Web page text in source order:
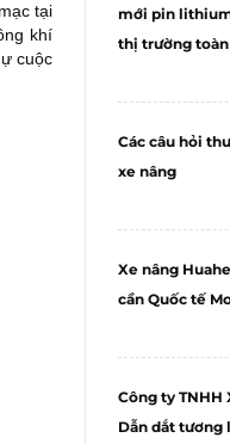
tại
khí
cuộc
mới pin
thị trường toàn
Các câu hỏi
xe nâng
Xe nâng
cần Quốc tế
Công ty TNHH
Dẫn dắt tương